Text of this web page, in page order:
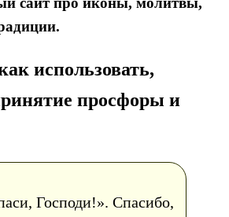
использовать,
просфоры и
Господи!». Спасибо,